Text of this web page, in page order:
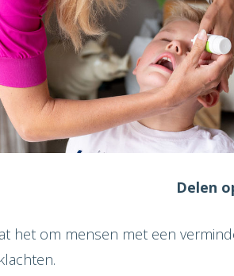
Delen
het om mensen met een